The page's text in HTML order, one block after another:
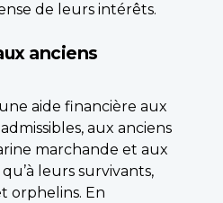
de leurs intérêts.
anciens
aide financière aux
aux anciens
marchande et aux
qu’à leurs survivants,
orphelins. En